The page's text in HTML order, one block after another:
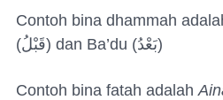
Contoh bina dhammah
(قَبْلُ) dan Ba’du (بَعْدُ)
Contoh bina fatah adalah